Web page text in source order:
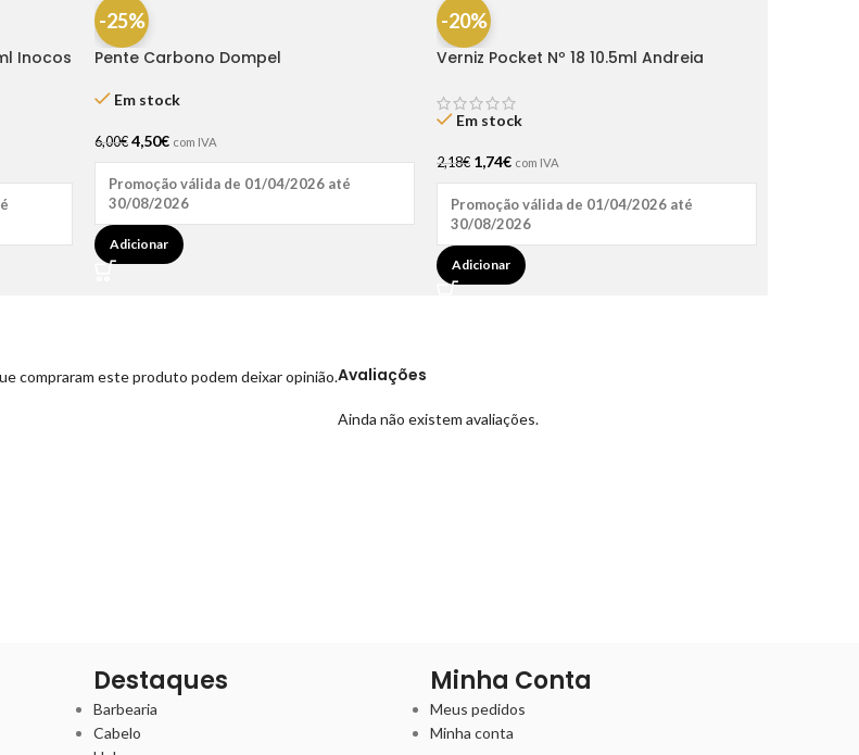
Inocos
-25%
Pente Carbono Dompel
Em stock
6,00€ 4,50€ com IVA
Promoção válida de 01/04/2026 até
30/08/2026
Adicionar
-20%
Verniz Pocket Nº 18 10.5ml Andreia
Em stock
2,18€ 1,74€ com IVA
Promoção válida de 01/04/2026 até
30/08/2026
Adicionar
Avaliações
Ainda não existem avaliações.
compraram este produto podem deixar opinião.
Destaques
Barbearia
Cabelo
Minha Conta
Meus pedidos
Minha conta